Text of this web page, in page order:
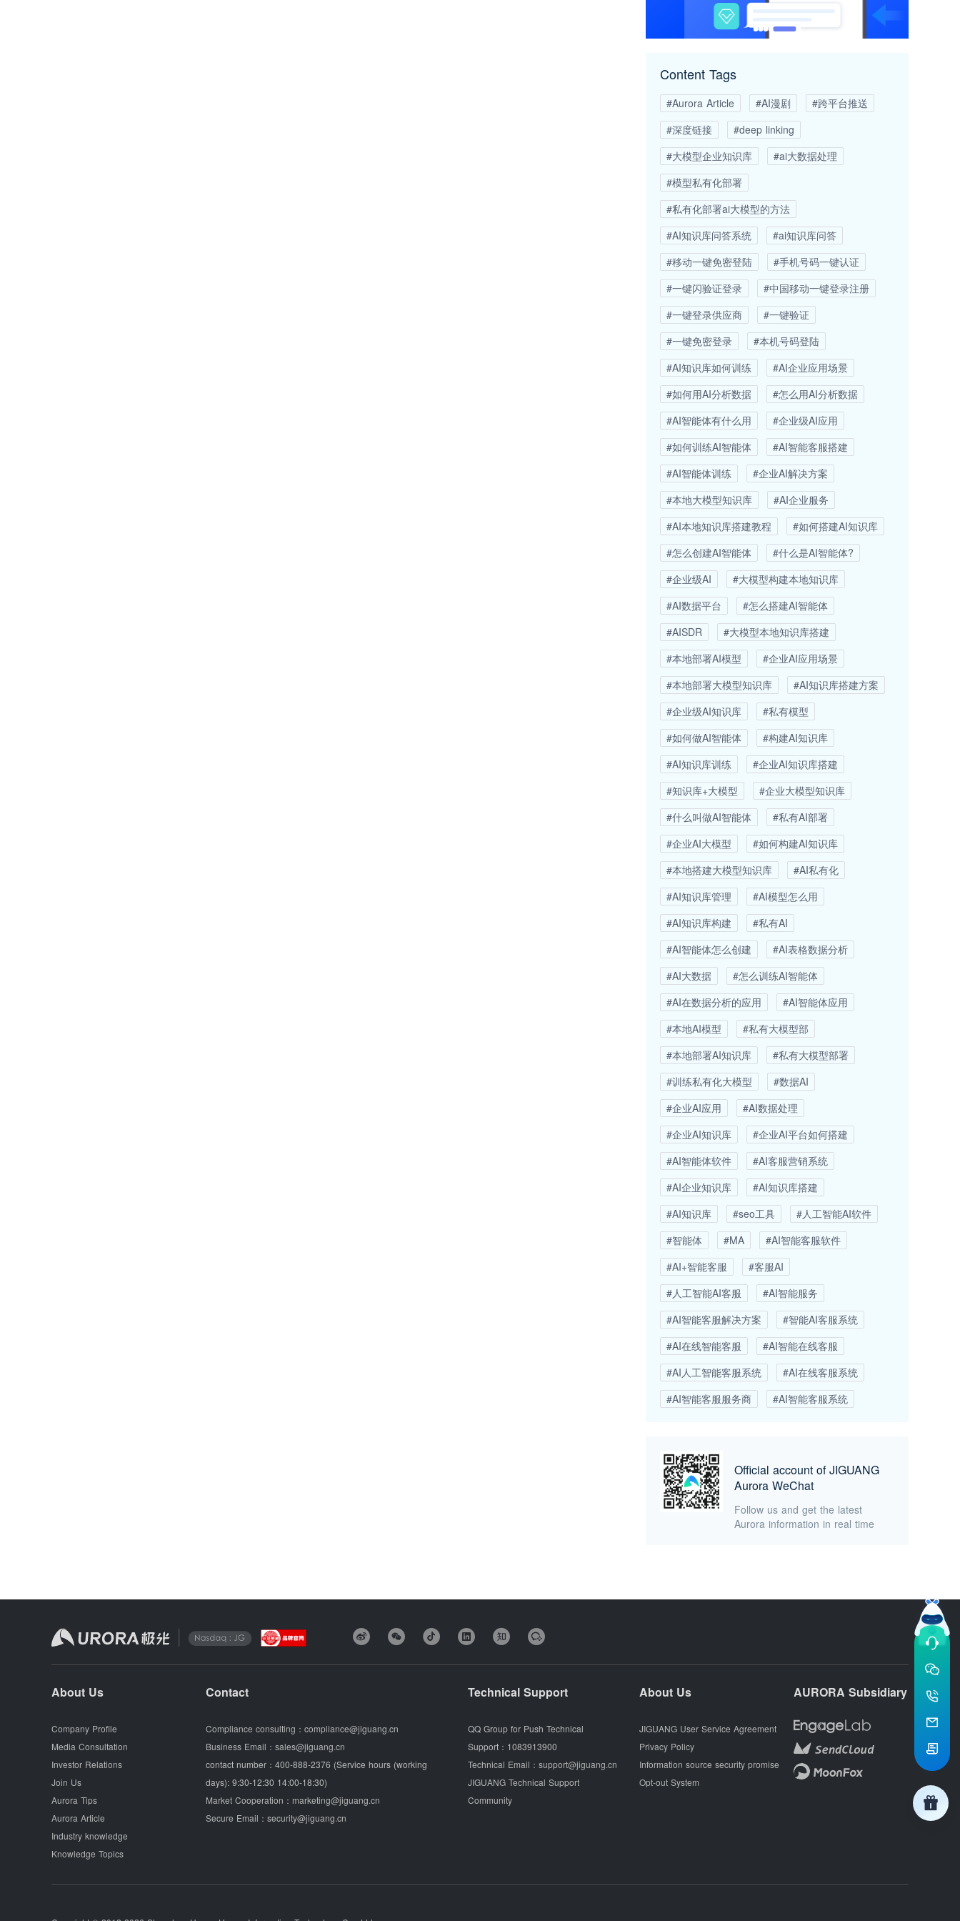
Content Tags
#Aurora Article #AI漫剧
#跨平台推送
#深度链接
#deep linking
#大模型企业知识库
#ai大数据处理
#模型私有化部署
#私有化部署ai大模型的方法
#AI知识库问答系统
#ai知识库问答
#移动一键免密登陆
#手机号码一键认证
#一键闪验证登录
#中国移动一键登录注册
#一键登录供应商
#一键验证
#一键免密登录
#本机号码登陆
#AI知识库如何训练
#AI企业应用场景
#如何用AI分析数据
#怎么用AI分析数据
#AI智能体有什么用
#企业级AI应用
#如何训练AI智能体
#AI智能客服搭建
#AI智能体训练
#企业AI解决方案
#本地大模型知识库
#AI企业服务
#AI本地知识库搭建教程
#如何搭建AI知识库
#怎么创建AI智能体
#什么是AI智能体?
#企业级AI
#大模型构建本地知识库
#AI数据平台
#怎么搭建AI智能体
#AISDR
#大模型本地知识库搭建
#本地部署AI模型
#企业AI应用场景
#本地部署大模型知识库
#AI知识库搭建方案
#企业级AI知识库
#私有模型
#如何做AI智能体
#构建AI知识库
#AI知识库训练
#企业AI知识库搭建
#知识库+大模型
#企业大模型知识库
#什么叫做AI智能体
#私有AI部署
#企业AI大模型
#如何构建AI知识库
#本地搭建大模型知识库
#AI私有化
#AI知识库管理
#AI模型怎么用
#AI知识库构建
#私有AI
#AI智能体怎么创建
#AI表格数据分析
#AI大数据
#怎么训练AI智能体
#AI在数据分析的应用
#AI智能体应用
#本地AI模型
#私有大模型部
#本地部署AI知识库
#私有大模型部署
#训练私有化大模型
#数据AI
#企业AI应用
#AI数据处理
#企业AI知识库
#企业AI平台如何搭建
#AI智能体软件
#AI客服营销系统
#AI企业知识库
#AI知识库搭建
#AI知识库
#seo工具
#人工智能AI软件
#智能体
#MA
#AI智能客服软件
#AI+智能客服
#客服AI
#人工智能AI客服
#AI智能服务
#AI智能客服解决方案
#智能AI客服系统
#AI在线智能客服
#AI智能在线客服
#AI人工智能客服系统
#AI在线客服系统
#AI智能客服服务商
#AI智能客服系统
Official account of JIGUANG
Aurora WeChat
Follow us and get the latest
Aurora information in real time
About Us
Company Profile
Media Consultation
Investor Relations
Join Us
Aurora Tips
Aurora Article
Industry knowledge
Knowledge Topics
Contact
Compliance consulting： compliance@jiguang.cn
Business Email： sales@jiguang.cn
contact number： 400-888-2376 (Service hours (working
days): 9:30-12:30 14:00-18:30)
Market Cooperation： marketing@jiguang.cn
Secure Email： security@jiguang.cn
Technical Support
QQ Group for Push Technical
Support： 1083913900
Technical Email： support@jiguang.cn
JIGUANG Technical Support
Community
About Us
JIGUANG User Service Agreement
Privacy Policy
Information source security promise
Opt-out System
AURORA Subsidiary